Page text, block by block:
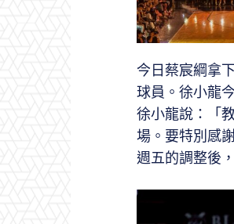
今日蔡宸綱拿
球員。徐小龍
徐小龍說：「
場。要特別感
週五的調整後